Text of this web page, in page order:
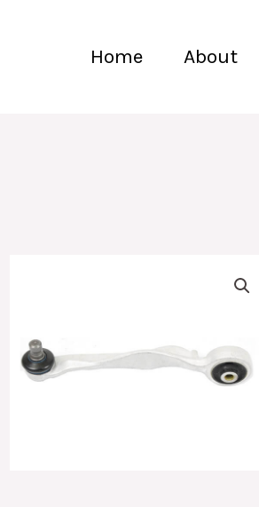
Home About